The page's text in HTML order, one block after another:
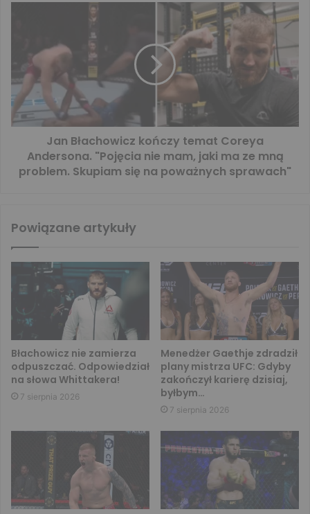
Jan Błachowicz kończy temat Coreya
Andersona. "Pojęcia nie mam, jaki ma ze mną
problem. Skupiam się na poważnych sprawach"
Powiązane artykuły
Błachowicz nie zamierza
odpuszczać. Odpowiedział
na słowa Whittakera!
7 sierpnia 2026
Menedżer Gaethje zdradził
plany mistrza UFC: Gdyby
zakończył karierę dzisiaj,
byłbym…
7 sierpnia 2026